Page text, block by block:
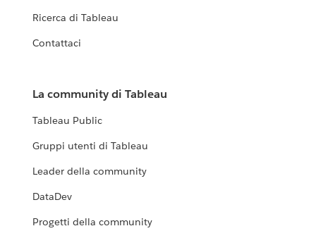
Ricerca di Tableau
Contattaci
La community di Tableau
Tableau Public
Gruppi utenti di Tableau
Leader della community
DataDev
Progetti della community